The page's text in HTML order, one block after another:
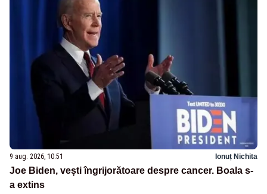
9 aug. 2026, 10:51 Ionuț Nichita
Joe Biden, vești îngrijorătoare despre cancer. Boala s-
a extins